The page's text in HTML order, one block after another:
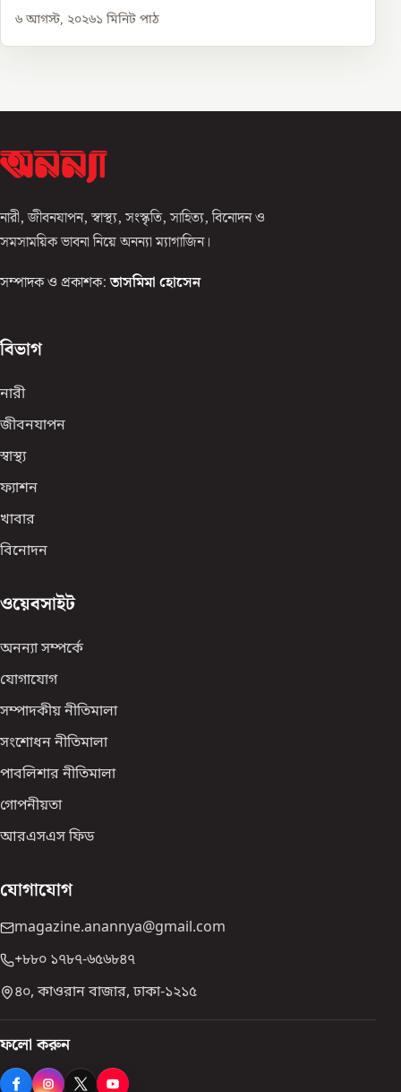
৬ আগস্ট, ২০২৬১ মিনিট পাঠ
নারী, জীবনযাপন, স্বাস্থ্য, সংস্কৃতি, সাহিত্য, বিনোদন ও
সমসাময়িক ভাবনা নিয়ে অনন্যা ম্যাগাজিন।
সম্পাদক ও প্রকাশক: তাসমিমা হোসেন
বিভাগ
নারী
জীবনযাপন
স্বাস্থ্য
ফ্যাশন
খাবার
বিনোদন
ওয়েবসাইট
অনন্যা সম্পর্কে
যোগাযোগ
সম্পাদকীয় নীতিমালা
সংশোধন নীতিমালা
পাবলিশার নীতিমালা
গোপনীয়তা
আরএসএস ফিড
যোগাযোগ
magazine.anannya@gmail.com
+৮৮০ ১৭৮৭-৬৫৬৮৪৭
৪০, কাওরান বাজার, ঢাকা-১২১৫
ফলো করুন